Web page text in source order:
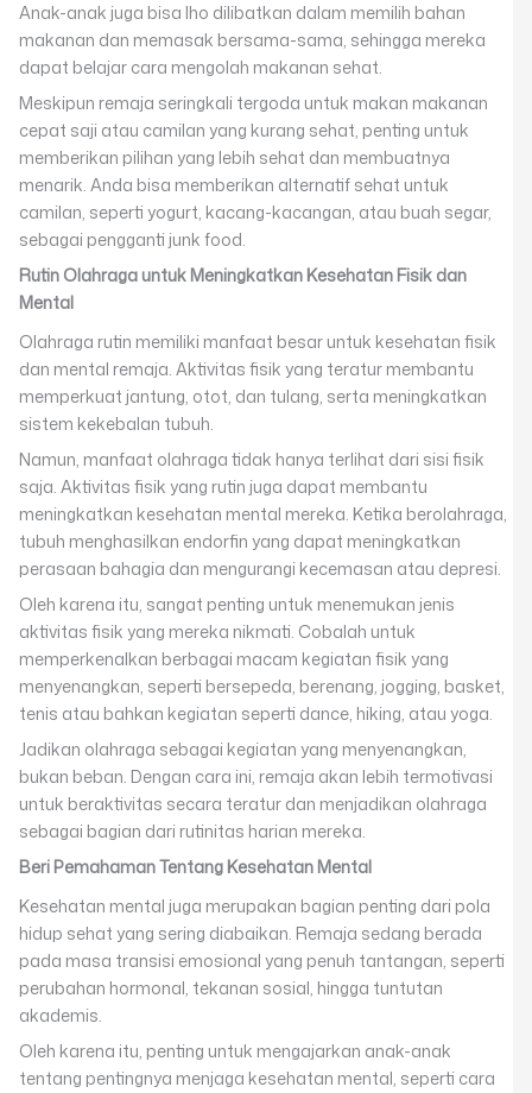
Anak-anak juga bisa lho dilibatkan dalam memilih bahan
makanan dan memasak bersama-sama, sehingga mereka
dapat belajar cara mengolah makanan sehat.
Meskipun remaja seringkali tergoda untuk makan makanan
cepat saji atau camilan yang kurang sehat, penting untuk
memberikan pilihan yang lebih sehat dan membuatnya
menarik. Anda bisa memberikan alternatif sehat untuk
camilan, seperti yogurt, kacang-kacangan, atau buah segar,
sebagai pengganti junk food.
Rutin Olahraga untuk Meningkatkan Kesehatan Fisik dan
Mental
Olahraga rutin memiliki manfaat besar untuk kesehatan fisik
dan mental remaja. Aktivitas fisik yang teratur membantu
memperkuat jantung, otot, dan tulang, serta meningkatkan
sistem kekebalan tubuh.
Namun, manfaat olahraga tidak hanya terlihat dari sisi fisik
saja. Aktivitas fisik yang rutin juga dapat membantu
meningkatkan kesehatan mental mereka. Ketika berolahraga,
tubuh menghasilkan endorfin yang dapat meningkatkan
perasaan bahagia dan mengurangi kecemasan atau depresi.
Oleh karena itu, sangat penting untuk menemukan jenis
aktivitas fisik yang mereka nikmati. Cobalah untuk
memperkenalkan berbagai macam kegiatan fisik yang
menyenangkan, seperti bersepeda, berenang, jogging, basket,
tenis atau bahkan kegiatan seperti dance, hiking, atau yoga.
Jadikan olahraga sebagai kegiatan yang menyenangkan,
bukan beban. Dengan cara ini, remaja akan lebih termotivasi
untuk beraktivitas secara teratur dan menjadikan olahraga
sebagai bagian dari rutinitas harian mereka.
Beri Pemahaman Tentang Kesehatan Mental
Kesehatan mental juga merupakan bagian penting dari pola
hidup sehat yang sering diabaikan. Remaja sedang berada
pada masa transisi emosional yang penuh tantangan, seperti
perubahan hormonal, tekanan sosial, hingga tuntutan
akademis.
Oleh karena itu, penting untuk mengajarkan anak-anak
tentang pentingnya menjaga kesehatan mental, seperti cara